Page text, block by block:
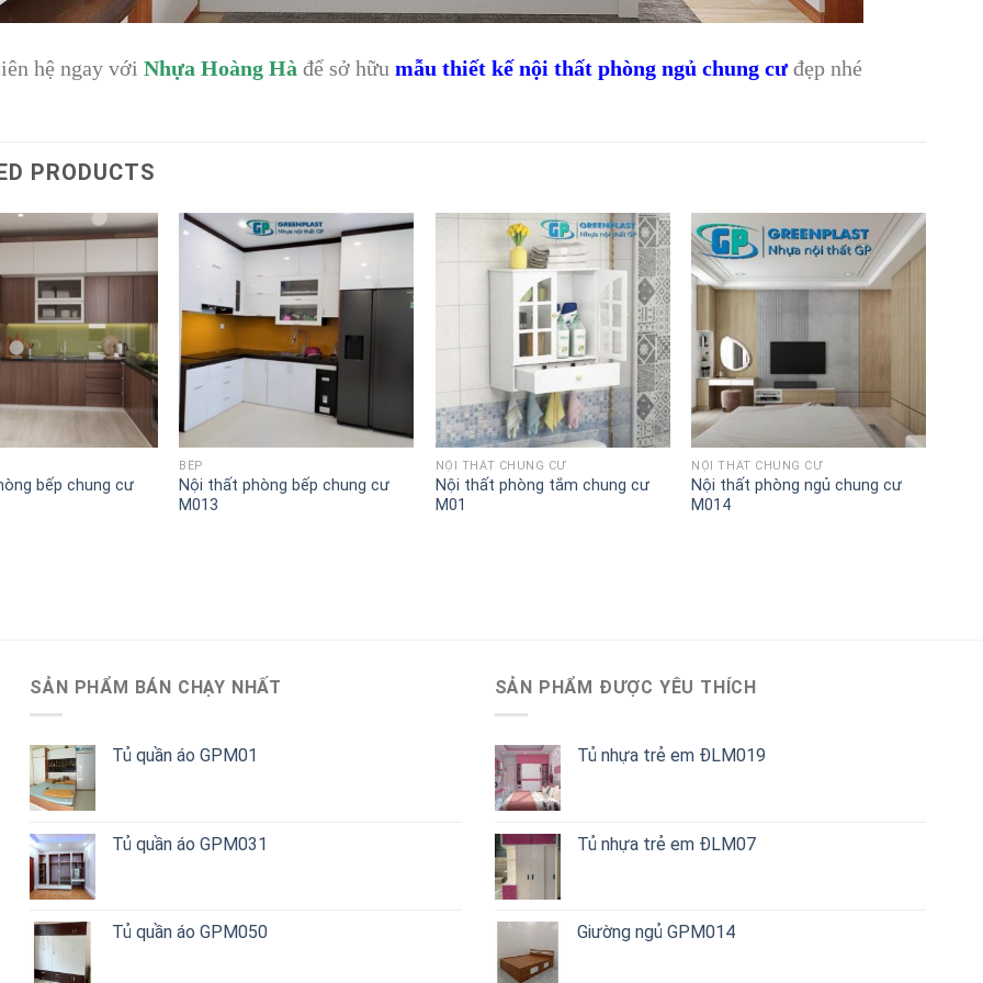
hệ ngay với Nhựa Hoàng Hà để sở hữu mẫu thiết kế nội thất phòng ngủ chung cưđẹp nhé
PRODUCTS
Lưu
sách
bếp chung cư
vào
BẾP
Nội thất phòng bếp chung cư
M013
Lưu
vào
danh
sách
NỘI THẤT CHUNG CƯ
Nội thất phòng tắm chung cư
M01
Lưu
vào
NỘI THẤT CHUNG CƯ
Nội thất phòng ngủ chung cư
M014
SẢN PHẨM BÁN CHẠY NHẤT
Tủ quần áo GPM01
Tủ quần áo GPM031
Tủ quần áo GPM050
SẢN PHẨM ĐƯỢC YÊU THÍCH
Tủ nhựa trẻ em ĐLM019
Tủ nhựa trẻ em ĐLM07
Giường ngủ GPM014